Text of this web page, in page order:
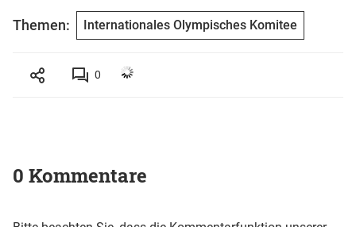
Themen: Internationales Olympisches Komitee
0
0 Kommentare